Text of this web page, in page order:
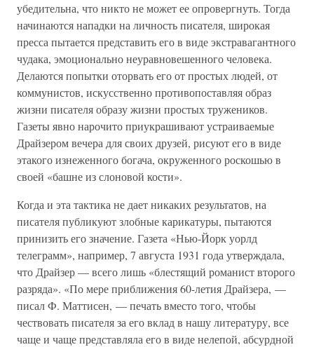
убедительна, что никто не может ее опровергнуть. Тогда
начинаются нападки на личность писателя, широкая
пресса пытается представить его в виде экстравагантного
чудака, эмоционально неуравновешенного человека.
Делаются попытки оторвать его от простых людей, от
коммунистов, искусственно противопоставляя образ
жизни писателя образу жизни простых тружеников.
Газеты явно нарочито приукрашивают устраиваемые
Драйзером вечера для своих друзей, рисуют его в виде
этакого изнеженного богача, окруженного роскошью в
своей «башне из слоновой кости».
Когда и эта тактика не дает никаких результатов, на
писателя публикуют злобные карикатуры, пытаются
принизить его значение. Газета «Нью-Йорк уорлд
телеграмм», например, 7 августа 1931 года утверждала,
что Драйзер — всего лишь «блестящий романист второго
разряда». «По мере приближения 60-летия Драйзера, —
писал Ф. Маттисен, — печать вместо того, чтобы
чествовать писателя за его вклад в нашу литературу, все
чаще и чаще представляла его в виде нелепой, абсурдной